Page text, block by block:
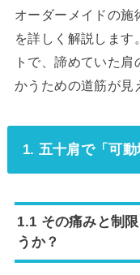
オーダーメイドの施
を詳しく解説します
トで、諦めていた
かうための道筋が見
1. 五十肩で「可
1.1 その痛みと制
うか？